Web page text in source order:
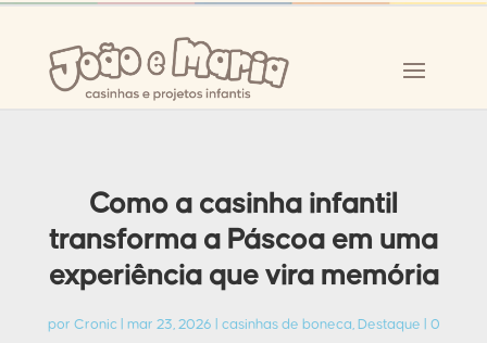
Como a casinha infantil
transforma a Páscoa em uma
experiência que vira memória
por Cronic mar 23, 2026 casinhas de boneca Destaque
0